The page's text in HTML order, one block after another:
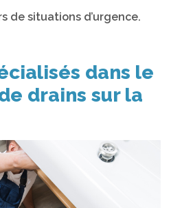
de situations d’urgence.
dans le
drains sur la